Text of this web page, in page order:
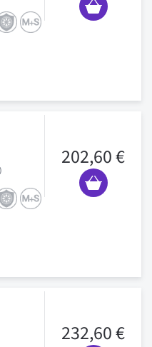
202,60 €
232,60 €